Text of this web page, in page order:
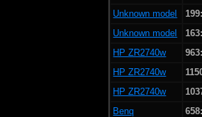
Unknown model
Unknown model
HP ZR2740w
HP ZR2740w
HP ZR2740w
Benq